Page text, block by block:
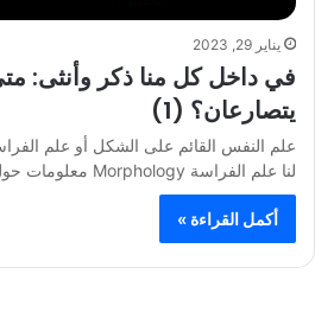
يناير 29, 2023
في داخل كل منا ذكر وأنثى:
يتصارعان؟ (1)
علم النفس القائم على الشكل أو علم
لنا علم الفراسة Morphology معلومات حول تعايش الجانبين…
أكمل القراءة »